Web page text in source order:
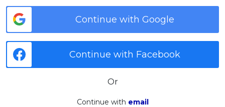
Continue with Google
Continue with Facebook
Or
Continue with email